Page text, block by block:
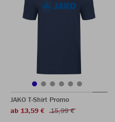
JAKO T-Shirt Promo
ab 13,59 €
15,99 €